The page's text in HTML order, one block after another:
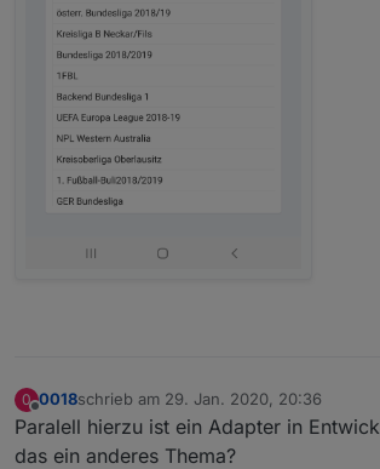
0
Offline
0018schrieb am 29. Jan. 2020, 20:36
zuletzt editiert von
Paralell hierzu ist ein Adapter in
das ein anderes Thema?